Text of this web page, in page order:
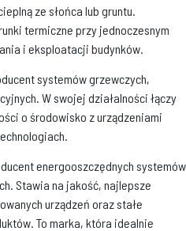
ze słońca lub gruntu.
termiczne przy jednoczesnym
i eksploatacji budynków.
systemów grzewczych,
W swojej działalności łączy
o środowisko z urządzeniami
energooszczędnych systemów
Stawia na jakość, najlepsze
urządzeń oraz stałe
To marka, która idealnie